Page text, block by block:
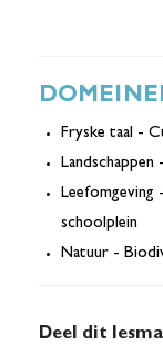
Fryske taal -
Leefomgeving
schoolplein
Natuur -
Deel dit